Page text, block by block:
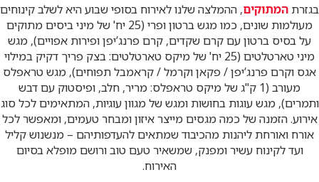
בגזרת המתוקים, ההמלצה שלנו לאירוח בסופי שבוע היא לשלב קינוחים
מעולמות שונים, כמו מגש ברטון ופרי (25 יח' של מיני ביסים מתוקים
על בסיס ברטון עם קרם שקדים, קרם פרנג’יפן ופירות אפויים), מגש
מיני טארטלטים (25 יח' של מיקס טארטלטים: בצק פריך דקיק במילוי
אגס וקרם פרנג’יפן / פקאן וקרמל / קראמבל תפוחים), מגש טראפלס
מעורב (1 ק"ג של מיקס טראפלס: מריר, חלב, ופיסטוק עם דבש
ותמרים), מגש עוגות בחושות ומגש של מגוון עוגיות, המתאימים לכל סוג
אירוע. הזמנה של כמה מגסים מייצר איזון ומבחר טעמים, ומאפשר לכל
אורח ואורחת ליהנות מהכיבוד שמתאים להעדפותיהם – מנשנוש קליל
ועד לקינוח עשיר ומפנק, שמשאיר טעם טוב ורושם מופלא בסיום
האירוח.